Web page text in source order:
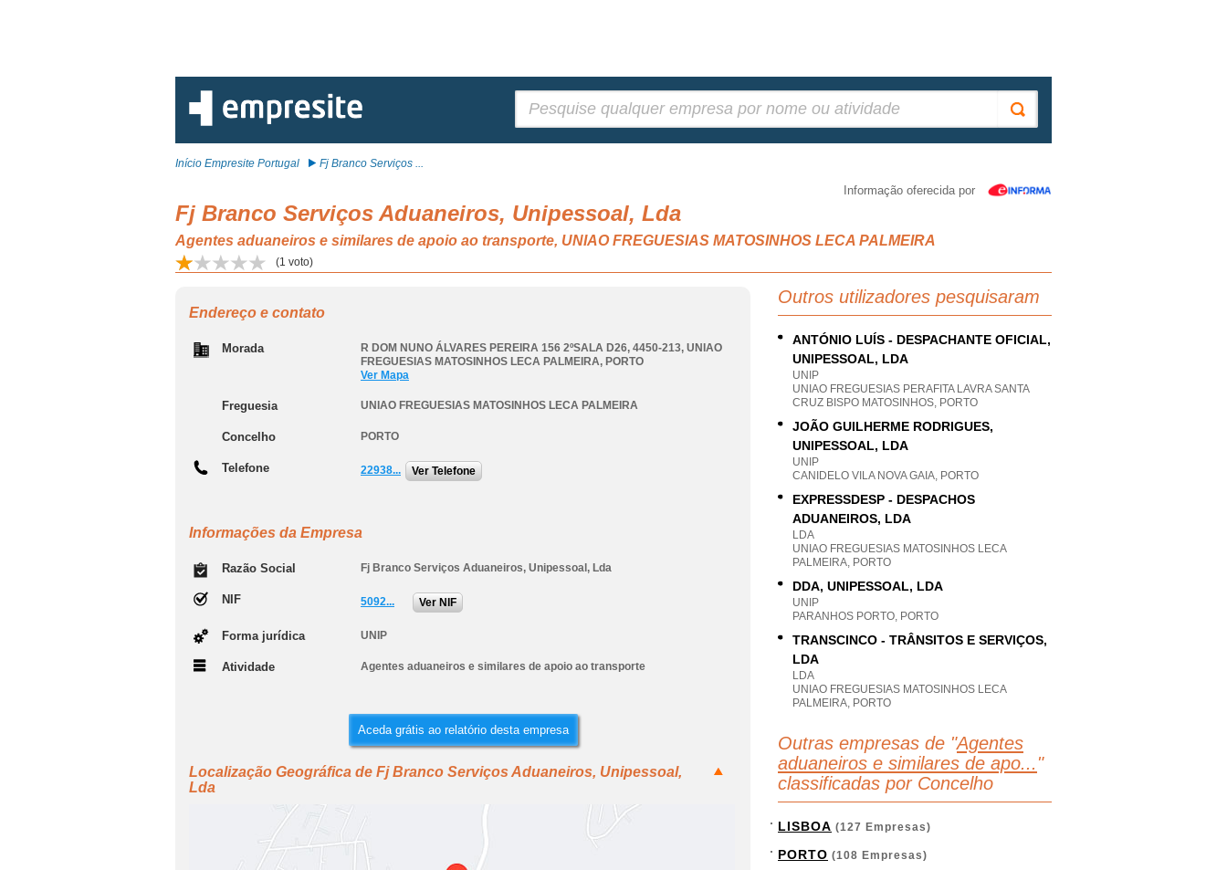
Início Empresite Portugal Fj Branco Serviços ...
Informação oferecida por
Fj Branco Serviços Aduaneiros, Unipessoal, Lda
Agentes aduaneiros e similares de apoio ao transporte, UNIAO FREGUESIAS MATOSINHOS LECA PALMEIRA
(1 voto)
Endereço e contato
Morada R DOM NUNO ÁLVARES PEREIRA 156 2ºSALA D26, 4450-213, UNIAO
FREGUESIAS MATOSINHOS LECA PALMEIRA, PORTO
Ver Mapa
Freguesia UNIAO FREGUESIAS MATOSINHOS LECA PALMEIRA
Concelho PORTO
Telefone 22938... Ver Telefone
Informações da Empresa
Razão Social Fj Branco Serviços Aduaneiros, Unipessoal, Lda
NIF 5092... Ver NIF
Forma jurídica UNIP
Atividade Agentes aduaneiros e similares de apoio ao transporte
Aceda grátis ao relatório desta empresa
Localização Geográfica de Fj Branco Serviços Aduaneiros, Unipessoal,
Lda
Outros utilizadores pesquisaram
ANTÓNIO LUÍS - DESPACHANTE OFICIAL,
UNIPESSOAL, LDA
UNIP
UNIAO FREGUESIAS PERAFITA LAVRA SANTA
CRUZ BISPO MATOSINHOS, PORTO
JOÃO GUILHERME RODRIGUES,
UNIPESSOAL, LDA
UNIP
CANIDELO VILA NOVA GAIA, PORTO
EXPRESSDESP - DESPACHOS
ADUANEIROS, LDA
LDA
UNIAO FREGUESIAS MATOSINHOS LECA
PALMEIRA, PORTO
DDA, UNIPESSOAL, LDA
UNIP
PARANHOS PORTO, PORTO
TRANSCINCO - TRÂNSITOS E SERVIÇOS,
LDA
LDA
UNIAO FREGUESIAS MATOSINHOS LECA
PALMEIRA, PORTO
Outras empresas de "Agentes
aduaneiros e similares de apo... "
classificadas por Concelho
LISBOA (127 Empresas)
PORTO (108 Empresas)